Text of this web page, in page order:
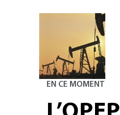
EN CE MOMENT